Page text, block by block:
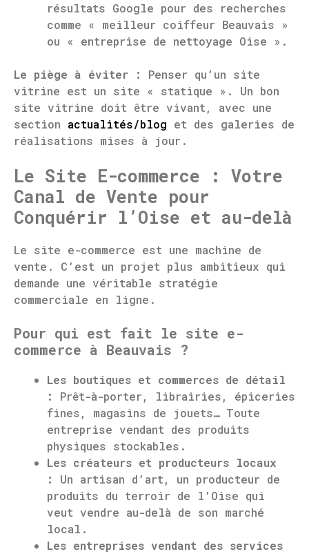
résultats Google pour des recherches
comme « meilleur coiffeur Beauvais »
ou « entreprise de nettoyage Oise ».
Le piège à éviter :
Penser qu’un site
vitrine est un site « statique ». Un bon
site vitrine doit être vivant, avec une
section actualités/blog et des galeries de
réalisations mises à jour.
Le Site E-commerce : Votre
Canal de Vente pour
Conquérir l’Oise et au-delà
Le site e-commerce est une machine de
vente. C’est un projet plus ambitieux qui
demande une véritable stratégie
commerciale en ligne.
Pour qui est fait le site e-
commerce à Beauvais ?
Les boutiques et commerces de détail
:
Prêt-à-porter, librairies, épiceries
fines, magasins de jouets… Toute
entreprise vendant des produits
physiques stockables.
Les créateurs et producteurs locaux
:
Un artisan d’art, un producteur de
produits du terroir de l’Oise qui
veut vendre au-delà de son marché
local.
Les entreprises vendant des services